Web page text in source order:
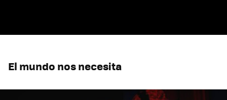
El mundo nos necesita